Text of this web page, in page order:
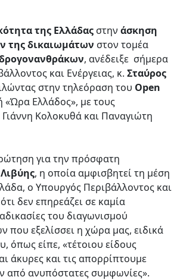
της Ελλάδας στην άσκηση
της δικαιωμάτων στον τομέα
, ανέδειξε σήμερα
και Ενέργειας, κ. Σταύρος
στην τηλεόραση του Open
«Ώρα Ελλάδος», με τους
Κολοκυθά και Παναγιώτη
για την πρόσφατη
, η οποία αμφισβητεί τη μέση
ο Υπουργός Περιβάλλοντος και
δεν επηρεάζει σε καμία
του διαγωνισμού
που εξελίσσει η χώρα μας, ειδικά
όπως είπε, «τέτοιου είδους
άκυρες και τις απορρίπτουμε
από ανυπόστατες συμφωνίες».